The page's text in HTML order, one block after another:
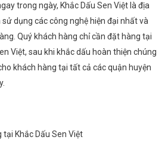
trong ngày, Khắc Dấu Sen Việt là địa
dụng các công nghệ hiện đại nhất và
Quý khách hàng chỉ cần đặt hàng tại
Việt, sau khi khắc dấu hoàn thiện chúng
khách hàng tại tất cả các quận huyện
tại Khắc Dấu Sen Việt